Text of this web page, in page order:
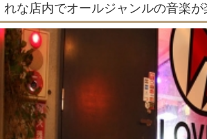
れな店内でオールジャンルの音楽が